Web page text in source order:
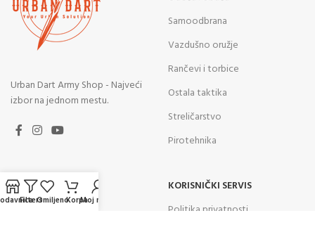
Urban Dart Army Shop - Najveći
izbor na jednom mestu.
Samoodbrana
Vazdušno oružje
Rančevi i torbice
Ostala taktika
Streličarstvo
Pirotehnika
BRZI LINKOVI
KORISNIČKI SERVIS
Politika privatnosti
FiltersOmiljenoKorpaMoj nalog